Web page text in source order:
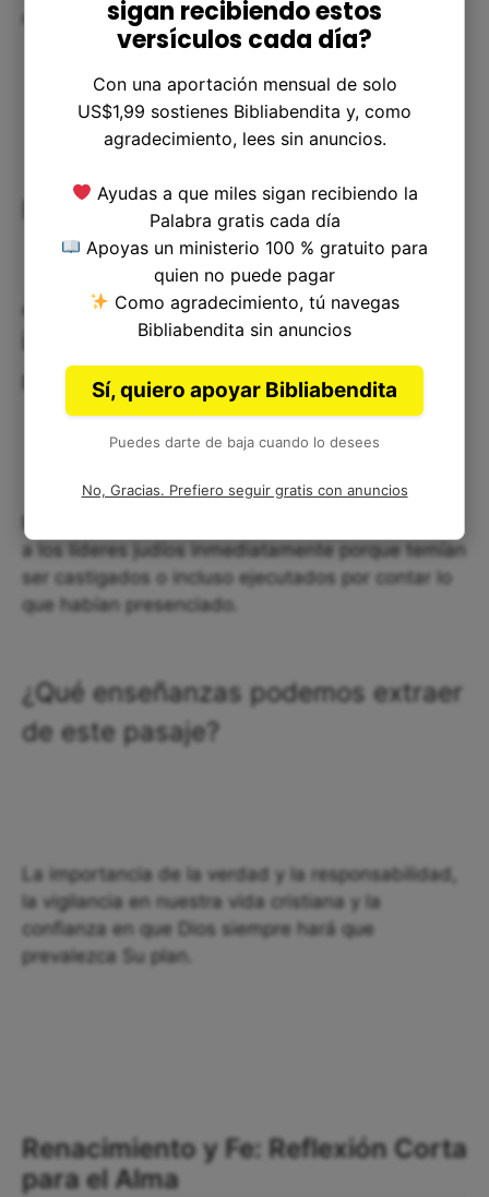
que ello pueda traer.
Preguntas Comunes
¿Por qué los soldados no dieron el
informe a los judíos sobre la
resurrección?
a los líderes judíos inmediatamente porque temían
ser castigados o incluso ejecutados por contar lo
que habían presenciado.
¿Qué enseñanzas podemos extraer
de este pasaje?
La importancia de la verdad y la responsabilidad,
la vigilancia en nuestra vida cristiana y la
confianza en que Dios siempre hará que
prevalezca Su plan.
Renacimiento y Fe: Reflexión Corta
para el Alma
sigan recibiendo estos
versículos cada día?
Con una aportación mensual de solo
US$1,99 sostienes Bibliabendita y, como
agradecimiento, lees sin anuncios.
Ayudas a que miles sigan recibiendo la
Palabra gratis cada día
Apoyas un ministerio 100 % gratuito para
quien no puede pagar
Como agradecimiento, tú navegas
Bibliabendita sin anuncios
Sí, quiero apoyar Bibliabendita
Puedes darte de baja cuando lo desees
No, Gracias. Prefiero seguir gratis con anuncios